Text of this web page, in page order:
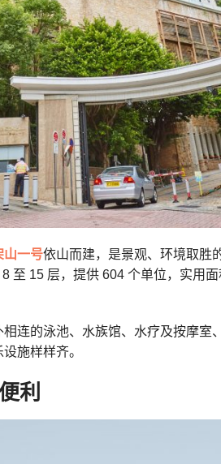
山一号依山而建，是景观、环境取胜
至 15 层，提供 604 个单位，实用
连的泳池、水族馆、水疗及按摩室
施样样齐。
利